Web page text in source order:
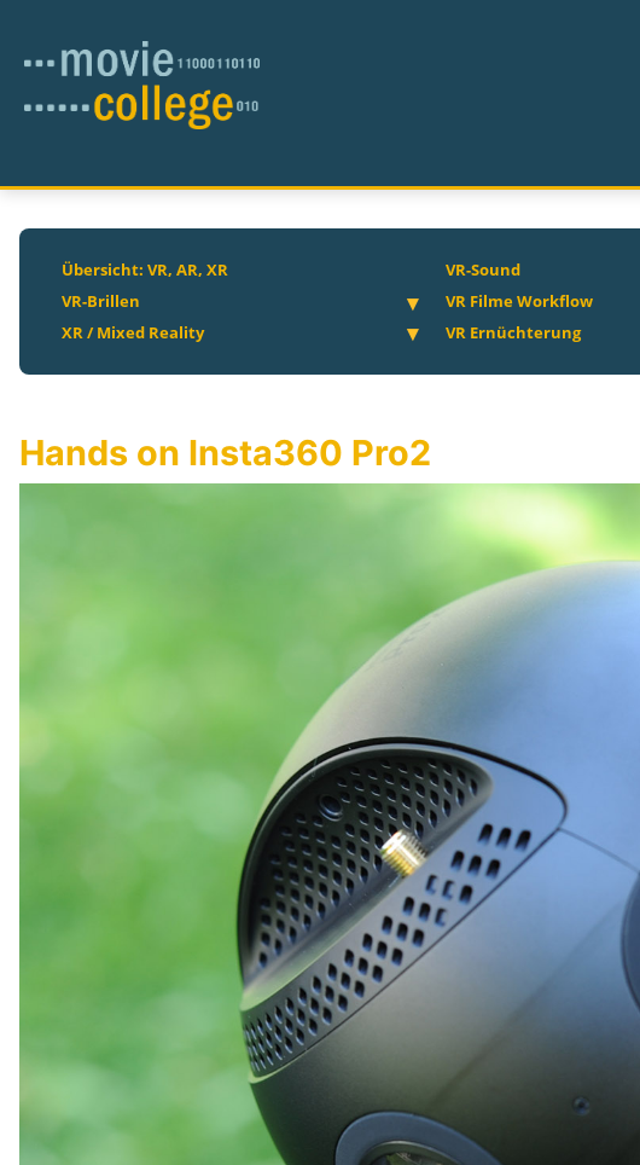
Übersicht: VR, AR, XR VR-Sound
VR-Brillen
VR Filme Workflow
XR / Mixed Reality
VR Ernüchterung
Hands on Insta360 Pro2